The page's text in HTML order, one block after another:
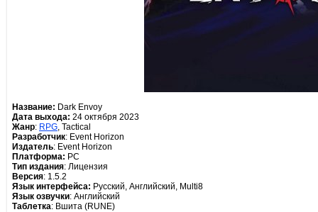
Название: Dark Envoy
Дата выхода: 24 октября 2023
Жанр: RPG, Tactical
Разработчик: Event Horizon
Издатель: Event Horizon
Платформа: PC
Тип издания: Лицензия
Версия: 1.5.2
Язык интерфейса: Русский, Английский, Multi8
Язык озвучки: Английский
Таблетка: Вшита (RUNE)